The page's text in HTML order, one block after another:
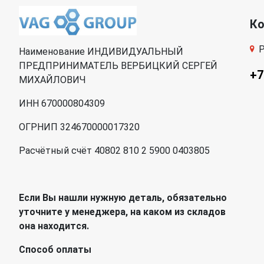
Наименование ИНДИВИДУАЛЬНЫЙ
ПРЕДПРИНИМАТЕЛЬ ВЕРБИЦКИЙ СЕРГЕЙ
МИХАЙЛОВИЧ
ИНН 670000804309
ОГРНИП 324670000017320
Расчётный счёт 40802 810 2 5900 0403805
Если Вы нашли нужную деталь, обязательно
уточните у менеджера, на каком из складов
она находится.
Способ оплаты